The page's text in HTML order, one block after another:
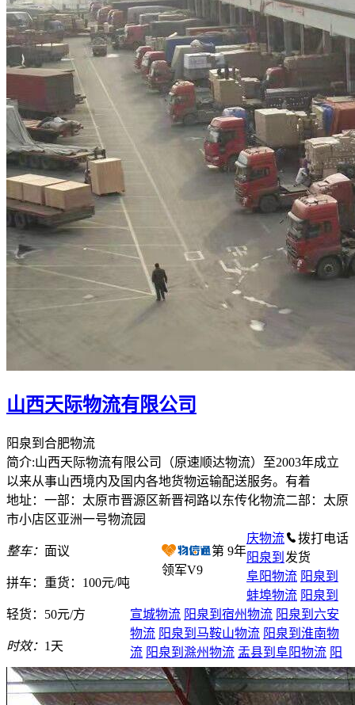
山西天际物流有限公司
阳泉到合肥物流
简介:山西天际物流有限公司（原速顺达物流）至2003年成立
以来从事山西境内及国内各地货物运输配送服务。有着
地址：一部：太原市晋源区新晋祠路以东传化物流二部：太原
市小店区亚洲一号物流园
整车： 面议
拼车： 重货：100元/吨
轻货： 50元/方
时效： 1天
第 9年
领军V9
拨打电话
发货
庆物流
阳泉到
阜阳物流 阳泉到
蚌埠物流 阳泉到
宣城物流 阳泉到宿州物流 阳泉到六安
物流 阳泉到马鞍山物流 阳泉到淮南物
流 阳泉到滁州物流 盂县到阜阳物流 阳